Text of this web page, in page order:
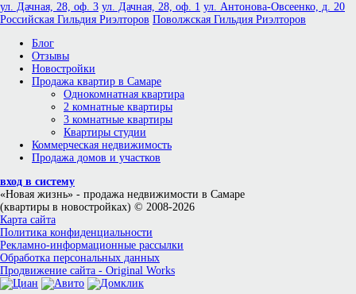
ул. Дачная, 28, оф. 3 ул. Дачная, 28, оф. 1 ул. Антонова-Овсеенко, д. 20
Российская Гильдия Риэлторов Поволжская Гильдия Риэлторов
Блог
Отзывы
Новостройки
Продажа квартир в Самаре
Однокомнатная квартира
2 комнатные квартиры
3 комнатные квартиры
Квартиры студии
Коммерческая недвижимость
Продажа домов и участков
вход в систему
«Новая жизнь» - продажа недвижимости в Самаре
(квартиры в новостройках) © 2008-2026
Карта сайта
Политика конфиденциальности
Рекламно-информационные рассылки
Обработка персональных данных
Продвижение сайта - Original Works